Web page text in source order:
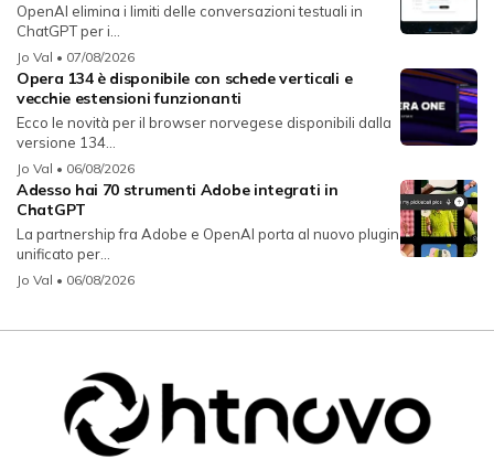
OpenAI elimina i limiti delle conversazioni testuali in
ChatGPT per i...
Jo Val • 07/08/2026
Opera 134 è disponibile con schede verticali e
vecchie estensioni funzionanti
Ecco le novità per il browser norvegese disponibili dalla
versione 134...
Jo Val • 06/08/2026
Adesso hai 70 strumenti Adobe integrati in
ChatGPT
La partnership fra Adobe e OpenAI porta al nuovo plugin
unificato per...
Jo Val • 06/08/2026